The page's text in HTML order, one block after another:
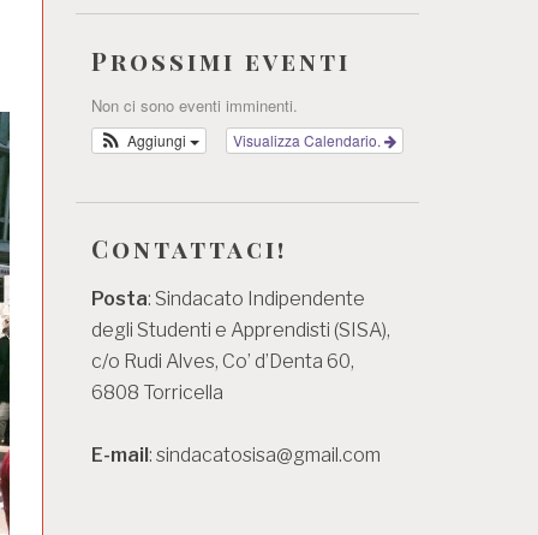
Prossimi eventi
Non ci sono eventi imminenti.
Visualizza Calendario.
Aggiungi
Contattaci!
Posta: Sindacato Indipendente
degli Studenti e Apprendisti (SISA),
c/o Rudi Alves, Co’ d’Denta 60,
6808 Torricella
E-mail: sindacatosisa@gmail.com